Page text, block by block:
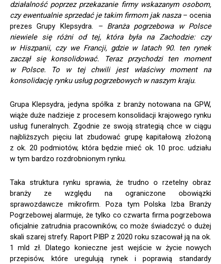
działalność poprzez przekazanie firmy wskazanym osobom,
czy ewentualnie sprzedać je takim firmom jak nasza– ocenia
prezes Grupy Klepsydra.
– Branża pogrzebowa w Polsce
niewiele się różni od tej, która była na Zachodzie: czy
w Hiszpanii, czy we Francji, gdzie w latach 90. ten rynek
zaczął się konsolidować. Teraz przychodzi ten moment
w Polsce. To w tej chwili jest właściwy moment na
konsolidację rynku usług pogrzebowych w naszym kraju.
Grupa Klepsydra, jedyna spółka z branży notowana na GPW,
wiąże duże nadzieje z procesem konsolidacji krajowego rynku
usług funeralnych. Zgodnie ze swoją strategią chce w ciągu
najbliższych pięciu lat zbudować grupę kapitałową złożoną
z ok. 20 podmiotów, która będzie mieć ok. 10 proc. udziału
w tym bardzo rozdrobnionym rynku.
Taka struktura rynku sprawia, że trudno o rzetelny obraz
branży ze względu na ograniczone obowiązki
sprawozdawcze mikrofirm. Poza tym Polska Izba Branży
Pogrzebowej alarmuje, że tylko co czwarta firma pogrzebowa
oficjalnie zatrudnia pracowników, co może świadczyć o dużej
skali szarej strefy. Raport PIBP z 2020 roku szacował ją na ok.
1 mld zł. Dlatego konieczne jest wejście w życie nowych
przepisów, które uregulują rynek i poprawią standardy